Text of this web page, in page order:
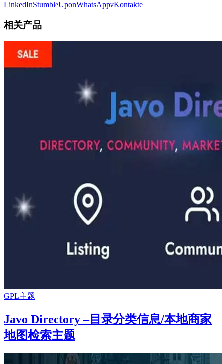
LinkedInStumbleUponWhatsAppvKontakte
相关产品
GPL主题
Javo Directory –目录分类信息/本地商家
地图检索主题